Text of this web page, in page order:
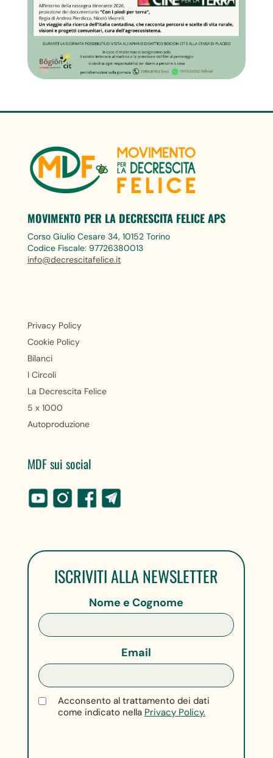
MOVIMENTO PER LA DECRESCITA FELICE APS
Corso Giulio Cesare 34, 10152 Torino
Codice Fiscale: 97726380013
info@decrescitafelice.it
Privacy Policy
Cookie Policy
Bilanci
I Circoli
La Decrescita Felice
5 x 1000
Autoproduzione
MDF sui social
ISCRIVITI ALLA NEWSLETTER
Nome e Cognome
Email
Acconsento al trattamento dei dati
come indicato nella Privacy Policy.